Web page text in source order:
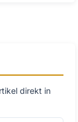
direkt in